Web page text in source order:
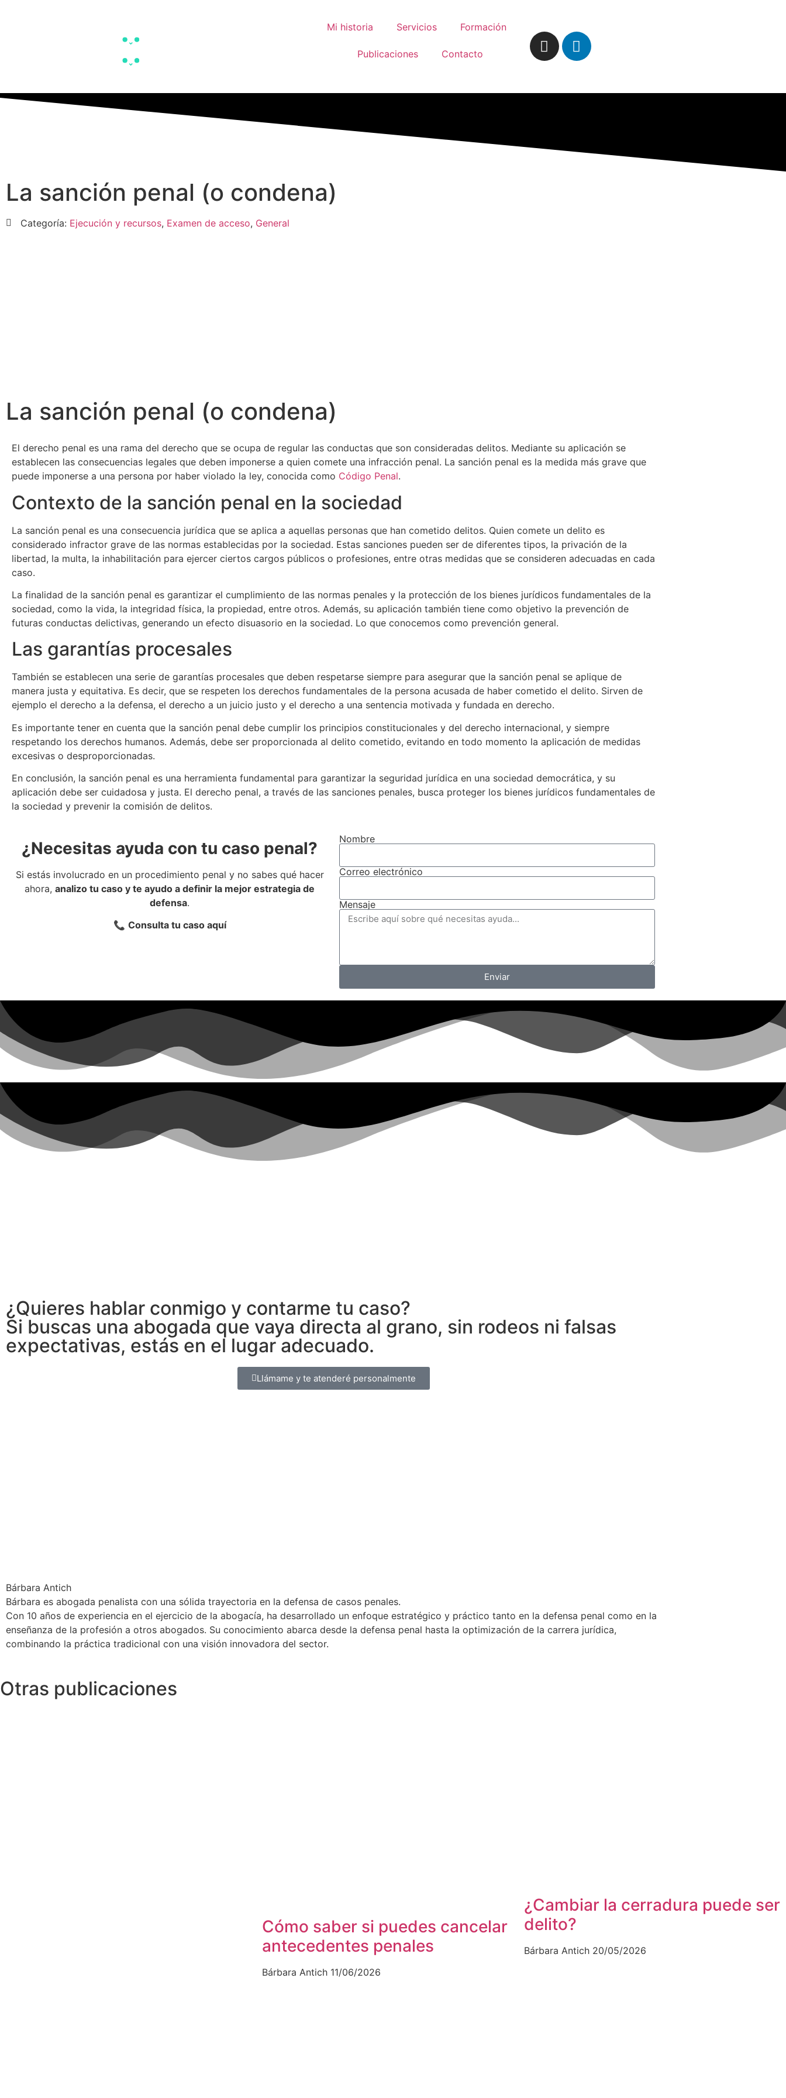
Mi historia Servicios Formación
Publicaciones Contacto
La sanción penal (o condena)
Categoría: Ejecución y recursos, Examen de acceso, General
La sanción penal (o condena)
El derecho penal es una rama del derecho que se ocupa de regular las conductas que son consideradas delitos. Mediante su aplicación se
establecen las consecuencias legales que deben imponerse a quien comete una infracción penal. La sanción penal es la medida más grave que
puede imponerse a una persona por haber violado la ley, conocida como Código Penal.
Contexto de la sanción penal en la sociedad
La sanción penal es una consecuencia jurídica que se aplica a aquellas personas que han cometido delitos. Quien comete un delito es
considerado infractor grave de las normas establecidas por la sociedad. Estas sanciones pueden ser de diferentes tipos, la privación de la
libertad, la multa, la inhabilitación para ejercer ciertos cargos públicos o profesiones, entre otras medidas que se consideren adecuadas en cada
caso.
La finalidad de la sanción penal es garantizar el cumplimiento de las normas penales y la protección de los bienes jurídicos fundamentales de la
sociedad, como la vida, la integridad física, la propiedad, entre otros. Además, su aplicación también tiene como objetivo la prevención de
futuras conductas delictivas, generando un efecto disuasorio en la sociedad. Lo que conocemos como prevención general.
Las garantías procesales
También se establecen una serie de garantías procesales que deben respetarse siempre para asegurar que la sanción penal se aplique de
manera justa y equitativa. Es decir, que se respeten los derechos fundamentales de la persona acusada de haber cometido el delito. Sirven de
ejemplo el derecho a la defensa, el derecho a un juicio justo y el derecho a una sentencia motivada y fundada en derecho.
Es importante tener en cuenta que la sanción penal debe cumplir los principios constitucionales y del derecho internacional, y siempre
respetando los derechos humanos. Además, debe ser proporcionada al delito cometido, evitando en todo momento la aplicación de medidas
excesivas o desproporcionadas.
En conclusión, la sanción penal es una herramienta fundamental para garantizar la seguridad jurídica en una sociedad democrática, y su
aplicación debe ser cuidadosa y justa. El derecho penal, a través de las sanciones penales, busca proteger los bienes jurídicos fundamentales de
la sociedad y prevenir la comisión de delitos.
¿Necesitas ayuda con tu caso penal?
Si estás involucrado en un procedimiento penal y no sabes qué hacer
ahora, analizo tu caso y te ayudo a definir la mejor estrategia de
defensa.
📞 Consulta tu caso aquí
Nombre
Correo electrónico
Mensaje
Enviar
¿Quieres hablar conmigo y contarme tu caso?
Si buscas una abogada que vaya directa al grano, sin rodeos ni falsas
expectativas, estás en el lugar adecuado.
Llámame y te atenderé personalmente
Bárbara Antich
Bárbara es abogada penalista con una sólida trayectoria en la defensa de casos penales.
Con 10 años de experiencia en el ejercicio de la abogacía, ha desarrollado un enfoque estratégico y práctico tanto en la defensa penal como en la
enseñanza de la profesión a otros abogados. Su conocimiento abarca desde la defensa penal hasta la optimización de la carrera jurídica,
combinando la práctica tradicional con una visión innovadora del sector.
Otras publicaciones
Cómo saber si puedes cancelar
antecedentes penales
Bárbara Antich 11/06/2026
¿Cambiar la cerradura puede ser
delito?
Bárbara Antich 20/05/2026